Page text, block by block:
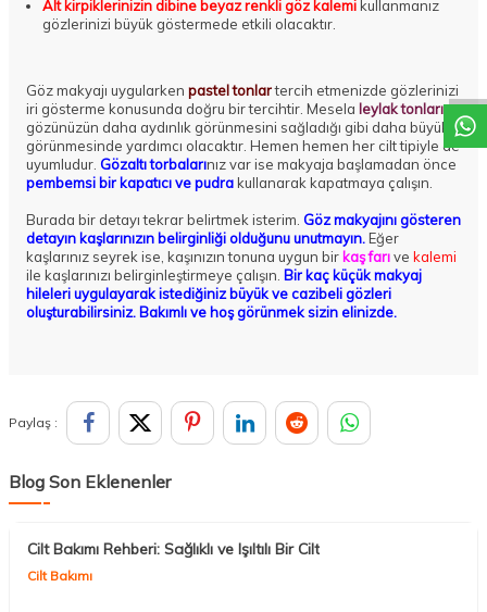
DESTEK
Alt kirpiklerinizin dibine beyaz renkli göz kalemi kullanmanız
gözlerinizi büyük göstermede etkili olacaktır.
Göz makyajı uygularken pastel tonlartercih etmenizde gözlerinizi
iri gösterme konusunda doğru bir tercihtir. Mesela leylak tonları
gözünüzün daha aydınlık görünmesini sağladığı gibi daha büyük
görünmesinde yardımcı olacaktır. Hemen hemen her cilt tipiyle de
uyumludur. Gözaltı torbalarınız var ise makyaja başlamadan önce
pembemsi bir kapatıcı ve pudrakullanarak kapatmaya çalışın.
Burada bir detayı tekrar belirtmek isterim. Göz makyajını gösteren
detayın kaşlarınızın belirginliği olduğunu unutmayın.Eğer
kaşlarınız seyrek ise, kaşınızın tonuna uygun bir kaş farıve kalemi
ile kaşlarınızı belirginleştirmeye çalışın. Bir kaç küçük makyaj
hileleri uygulayarak istediğiniz büyük ve cazibeli gözleri
oluşturabilirsiniz. Bakımlı ve hoş görünmek sizin elinizde.
Paylaş :
Blog Son Eklenenler
Cilt Bakımı Rehberi: Sağlıklı ve Işıltılı Bir Cilt
Cilt Bakımı